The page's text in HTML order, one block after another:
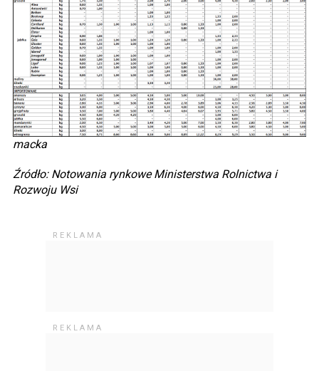
macka
Źródło: Notowania rynkowe Ministerstwa Rolnictwa i
Rozwoju Wsi